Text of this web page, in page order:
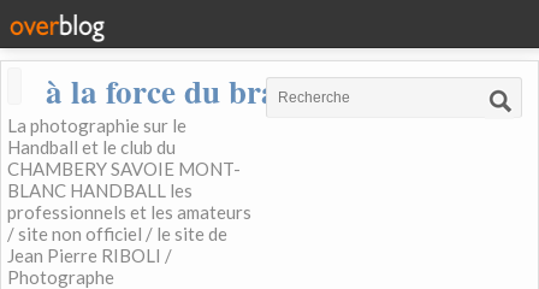
à la force du bras
La photographie sur le
Handball et le club du
CHAMBERY SAVOIE MONT-
BLANC HANDBALL les
professionnels et les amateurs
/ site non officiel / le site de
Jean Pierre RIBOLI /
Photographe